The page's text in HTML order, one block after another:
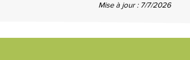
Mise à jour : 7/7/2026